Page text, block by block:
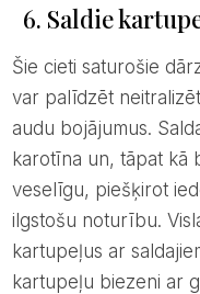
6. Saldie
Šie cieti saturošie dārzeņi satur A un C vitamīnu, kas
var palīdzēt
audu bojājumus.
karotīna un, tāpat kā
veselīgu, piešķirot
ilgstošu noturību.
kartupeļus ar
kartupeļu biezeni ar